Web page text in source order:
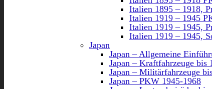
Italien 1895 – 1918,
Italien 1919 – 1945
Italien 1919 – 1945,
Italien 1919 – 1945,
Japan
Japan – Allgemeine
Japan – Kraftfahrzeuge bis
Japan – Militärfahrzeuge
Japan – PKW 1945-1968